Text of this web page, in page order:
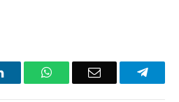
LinkedInWhatsAppEmail